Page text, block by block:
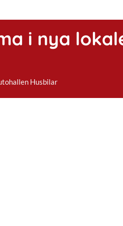
i nya
Husbilar